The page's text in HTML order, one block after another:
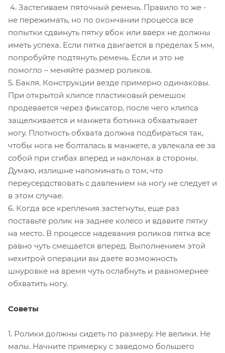
4. Застегиваем пяточный ремень. Правило то же -
не пережимать, но по окончании процесса все
попытки сдвинуть пятку вбок или вверх не должны
иметь успеха. Если пятка двигается в пределах 5 мм,
попробуйте подтянуть ремень. Если и это не
помогло – меняйте размер роликов.
5. Бакля. Конструкции везде примерно одинаковы.
При открытой клипсе пластиковый ремешок
продевается через фиксатор, после чего клипса
защелкивается и манжета ботинка обхватывает
ногу. Плотность обхвата должна подбираться так,
чтобы нога не болталась в манжете, а увлекала ее за
собой при сгибах вперед и наклонах в стороны.
Думаю, излишне напоминать о том, что
переусердствовать с давлением на ногу не следует и
в этом случае.
6. Когда все крепления застегнуты, еще раз
поставьте ролик на заднее колесо и вдавите пятку
на место. В процессе надевания роликов пятка все
равно чуть смещается вперед. Выполнением этой
нехитрой операции вы даете возможность
шнуровке на время чуть ослабнуть и равномернее
обхватить ногу.
Советы
1. Ролики должны сидеть по размеру. Не велики. Не
малы. Начните примерку с заведомо большего